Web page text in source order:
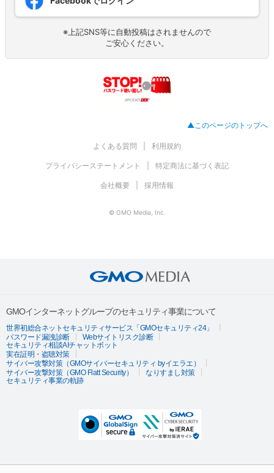
※上記SNS等に自動投稿はされませんので
ご安心ください。
▲このページのトップへ
よくある質問 利用規約
プライバシーステートメント 特定商法に基づく表記
会社概要 採用情報
© GMO Media, Inc.
GMOインターネットグループのセキュリティ事業について
世界初総合ネットセキュリティサービス「GMOセキュリティ24」
パスワード漏洩診断
Webサイトリスク診断
セキュリティ相談AIチャットボット
実在証明・盗聴対策
サイバー攻撃対策（GMOサイバーセキュリティ byイエラエ）
サイバー攻撃対策（GMO Flatt Security）
なりすまし対策
セキュリティ事業の軌跡